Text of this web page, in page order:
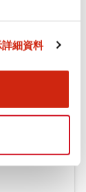
詳細資料
)